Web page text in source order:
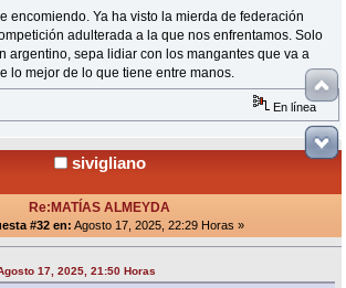
encomiendo. Ya ha visto la mierda de federación
adulterada a la que nos enfrentamos. Solo
argentino, sepa lidiar con los mangantes que va a
lo mejor de lo que tiene entre manos.
En línea
sivigliano
Re:MATÍAS ALMEYDA
#32 en: Agosto 17, 2025, 22:29 Horas »
17, 2025, 21:50 Horas